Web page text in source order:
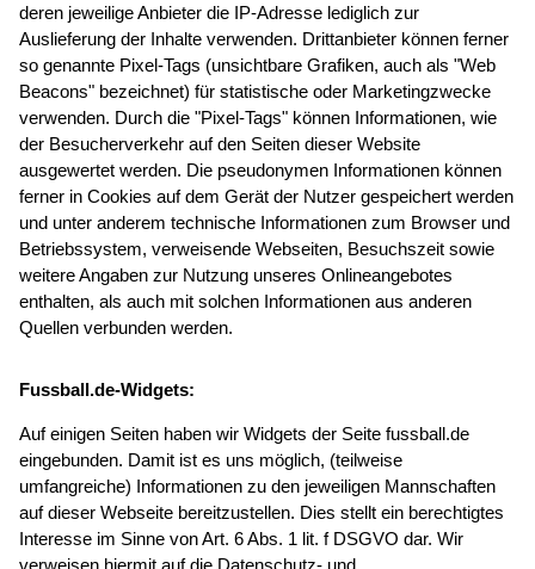
deren jeweilige Anbieter die IP-Adresse lediglich zur
Auslieferung der Inhalte verwenden. Drittanbieter können ferner
so genannte Pixel-Tags (unsichtbare Grafiken, auch als "Web
Beacons" bezeichnet) für statistische oder Marketingzwecke
verwenden. Durch die "Pixel-Tags" können Informationen, wie
der Besucherverkehr auf den Seiten dieser Website
ausgewertet werden. Die pseudonymen Informationen können
ferner in Cookies auf dem Gerät der Nutzer gespeichert werden
und unter anderem technische Informationen zum Browser und
Betriebssystem, verweisende Webseiten, Besuchszeit sowie
weitere Angaben zur Nutzung unseres Onlineangebotes
enthalten, als auch mit solchen Informationen aus anderen
Quellen verbunden werden.
Fussball.de-Widgets:
Auf einigen Seiten haben wir Widgets der Seite fussball.de
eingebunden. Damit ist es uns möglich, (teilweise
umfangreiche) Informationen zu den jeweiligen Mannschaften
auf dieser Webseite bereitzustellen. Dies stellt ein berechtigtes
Interesse im Sinne von Art. 6 Abs. 1 lit. f DSGVO dar. Wir
verweisen hiermit auf die Datenschutz- und